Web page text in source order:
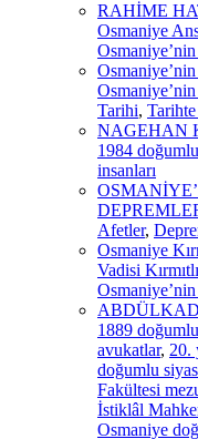
RAHİME
Osmaniye
Tarihi,
NAGEHAN
1984
insanları
Afetler,
Osmaniye
Vadisi
Osmaniye’nin
1889
avukatlar, 20.
doğumlu
Fakültesi
İstiklâl
Osmaniye